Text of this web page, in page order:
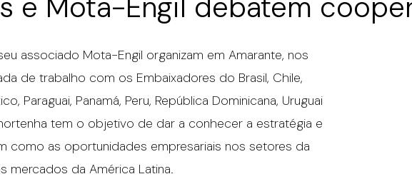
associado Mota-Engil organizam em Amarante, nos
de trabalho com os Embaixadores do Brasil, Chile,
Paraguai, Panamá, Peru, República Dominicana, Uruguai
tem o objetivo de dar a conhecer a estratégia e
como as oportunidades empresariais nos setores da
mercados da América Latina.